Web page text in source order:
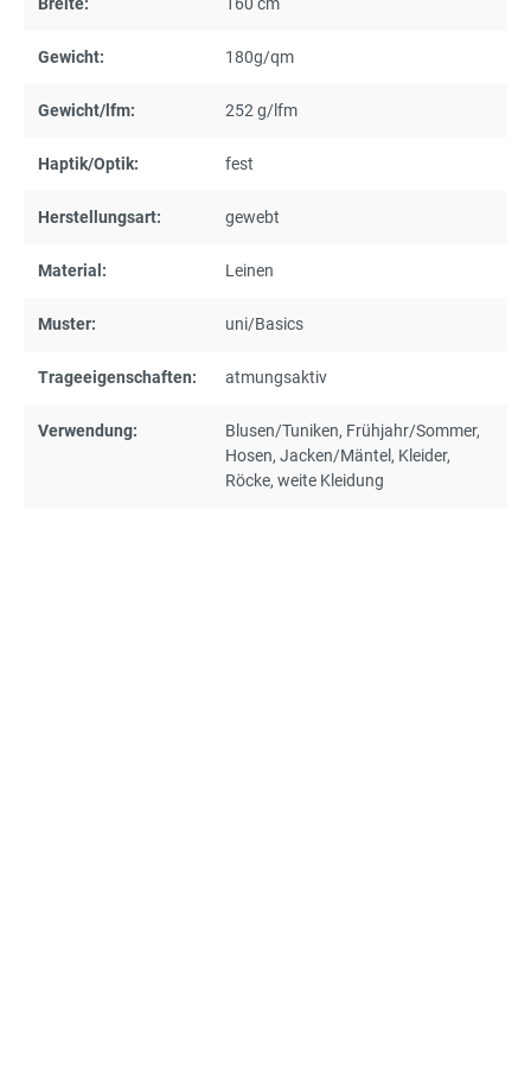
Breite: 160 cm
Gewicht: 180g/qm
Gewicht/lfm: 252 g/lfm
Haptik/Optik: fest
Herstellungsart: gewebt
Material: Leinen
Muster: uni/Basics
Trageeigenschaften: atmungsaktiv
Verwendung: Blusen/Tuniken, Frühjahr/Sommer,
Hosen, Jacken/Mäntel, Kleider,
Röcke, weite Kleidung